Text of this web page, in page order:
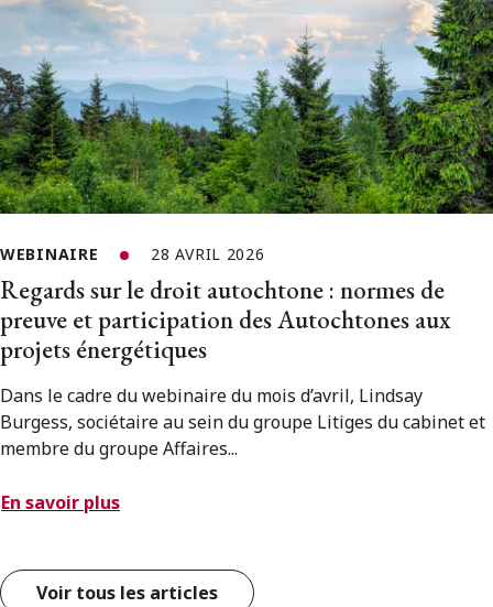
WEBINAIRE 28 AVRIL 2026
Regards sur le droit autochtone : normes de
preuve et participation des Autochtones aux
projets énergétiques
Dans le cadre du webinaire du mois d’avril, Lindsay
Burgess, sociétaire au sein du groupe Litiges du cabinet et
membre du groupe Affaires...
En savoir plus
Voir tous les articles